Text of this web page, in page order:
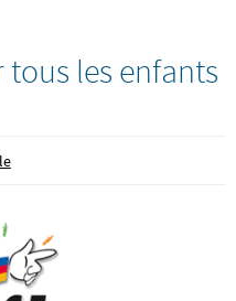
les enfants